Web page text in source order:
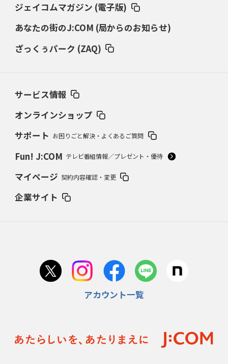
2024年10月24日(木)
2024年8月22日(木)
渡辺・横浜vs尾藤・箕島 80年夏、意地の名将対決
2024年7月25日(木)
2024年6月27日(木)
「別格中の別格」池永正明の伝説 下関商63年春V、夏準Vの立役者
99年夏、桐生一、群馬県勢初優勝 エース正田樹、潰れた血豆で熱投
ジェイコムマガジン (電子版)
あなたの街のJ:COM (局からのお知らせ)
ざっくぅパーク (ZAQ)
サービス情報
オンラインショップ
サポート お困りごと解決・よくあるご質問
Fun! J:COM テレビ番組情報／プレゼント・優待
マイページ 契約内容確認・変更
企業サイト
アカウント一覧